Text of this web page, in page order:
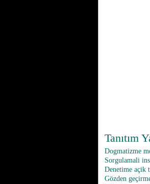
Tanıtım
Dogmatizme
Sorgulamali
Denetime açik
Gözden